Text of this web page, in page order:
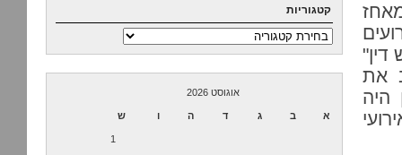
דין"
את
שבהן היה
היו אירועי
קטגוריות
קטגוריות
אוגוסט 2026
א ב ג ד ה ו ש
1